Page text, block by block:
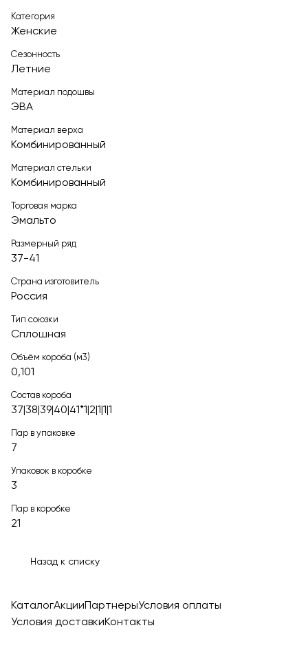
Категория
Женские
Сезонность
Летние
Материал подошвы
ЭВА
Материал верха
Комбинированный
Материал стельки
Комбинированный
Торговая марка
Эмальто
Размерный ряд
37-41
Страна изготовитель
Россия
Тип союзки
Сплошная
Объём короба (м3)
0,101
Состав короба
37|38|39|40|41*1|2|1|1|1
Пар в упаковке
7
Упаковок в коробке
3
Пар в коробке
21
Назад к списку
КаталогАкции ПартнерыУсловия оплаты
Условия доставкиКонтакты